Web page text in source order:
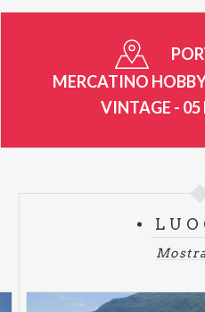
MERCATINO
VINTAGE - 05